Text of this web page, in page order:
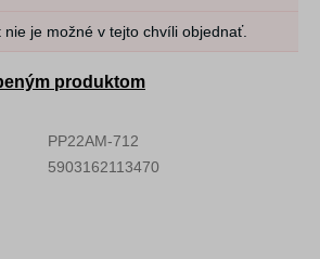
nie je možné v tejto chvíli objednať.
produktom
PP22AM-712
5903162113470